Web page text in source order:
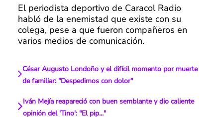
El periodista deportivo de Caracol Radio
habló de la enemistad que existe con su
colega, pese a que fueron compañeros en
varios medios de comunicación.
César Augusto Londoño y el difícil momento por muerte
de familiar: "Despedimos con dolor"
Iván Mejía reapareció con buen semblante y dio caliente
opinión del 'Tino': "El pip..."